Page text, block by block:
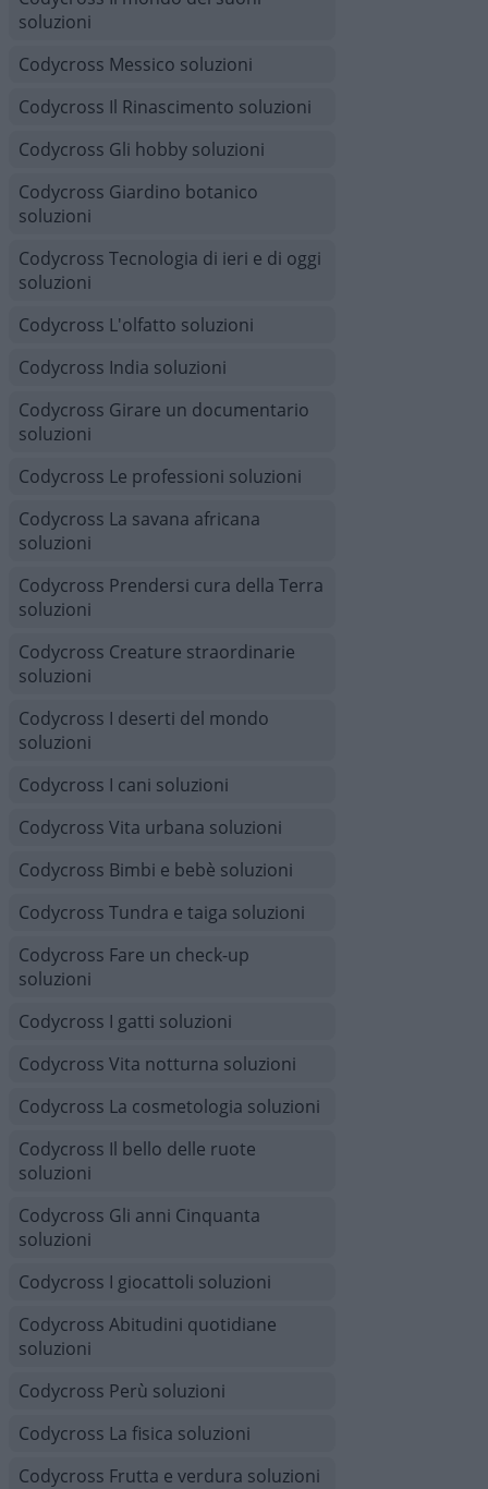
soluzioni
Codycross Messico soluzioni
Codycross Il Rinascimento soluzioni
Codycross Gli hobby soluzioni
Codycross Giardino botanico
soluzioni
Codycross Tecnologia di ieri e di oggi
soluzioni
Codycross L'olfatto soluzioni
Codycross India soluzioni
Codycross Girare un documentario
soluzioni
Codycross Le professioni soluzioni
Codycross La savana africana
soluzioni
Codycross Prendersi cura della Terra
soluzioni
Codycross Creature straordinarie
soluzioni
Codycross I deserti del mondo
soluzioni
Codycross I cani soluzioni
Codycross Vita urbana soluzioni
Codycross Bimbi e bebè soluzioni
Codycross Tundra e taiga soluzioni
Codycross Fare un check-up
soluzioni
Codycross I gatti soluzioni
Codycross Vita notturna soluzioni
Codycross La cosmetologia soluzioni
Codycross Il bello delle ruote
soluzioni
Codycross Gli anni Cinquanta
soluzioni
Codycross I giocattoli soluzioni
Codycross Abitudini quotidiane
soluzioni
Codycross Perù soluzioni
Codycross La fisica soluzioni
Codycross Frutta e verdura soluzioni